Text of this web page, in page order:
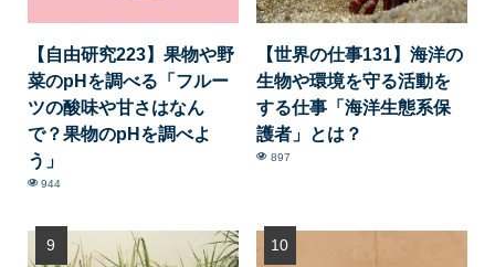
【自由研究223】果物や野
菜のpHを調べる「フルー
ツの酸味や甘さはなん
で？果物のpHを調べよ
う」
944
【世界の仕事131】海洋の
生物や環境を守る活動を
する仕事「海洋生態系保
護者」とは？
897